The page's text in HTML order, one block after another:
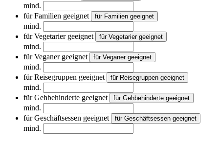
mind.
für Familien geeignet
für Familien geeignet
mind.
für Vegetarier geeignet
für Vegetarier geeignet
mind.
für Veganer geeignet
für Veganer geeignet
mind.
für Reisegruppen geeignet
für Reisegruppen geeignet
mind.
für Gehbehinderte geeignet
für Gehbehinderte geeignet
mind.
für Geschäftsessen geeignet
für Geschäftsessen geeignet
mind.